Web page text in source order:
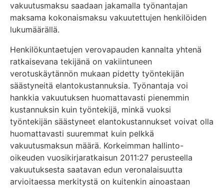
vakuutusmaksu saadaan jakamalla työnantajan
maksama kokonaismaksu vakuutettujen henkilöiden
lukumäärällä.
Henkilökuntaetujen verovapauden kannalta yhtenä
ratkaisevana tekijänä on vakiintuneen
verotuskäytännön mukaan pidetty työntekijän
säästyneitä elantokustannuksia. Työnantaja voi
hankkia vakuutuksen huomattavasti pienemmin
kustannuksin kuin työntekijä, minkä vuoksi
työntekijän säästyneet elantokustannukset voivat olla
huomattavasti suuremmat kuin pelkkä
vakuutusmaksun määrä. Korkeimman hallinto-
oikeuden vuosikirjaratkaisun 2011:27 perusteella
vakuutuksesta saatavan edun veronalaisuutta
arvioitaessa merkitystä on kuitenkin ainoastaan